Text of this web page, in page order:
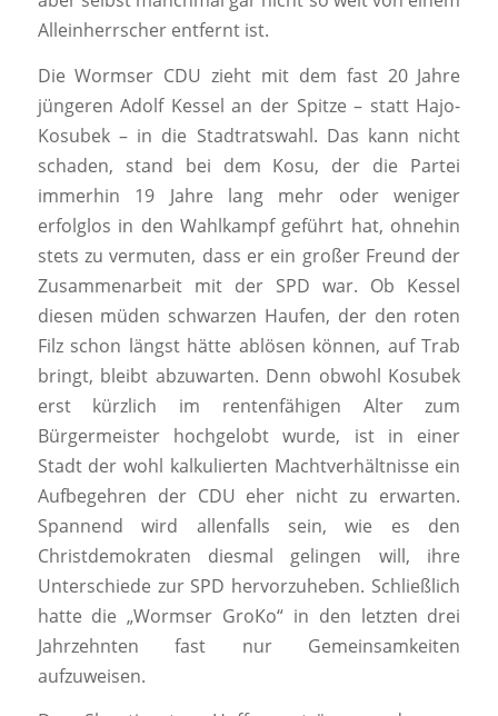
Alleinherrscher entfernt ist.
Die Wormser CDU zieht mit dem fast 20 Jahre
jüngeren Adolf Kessel an der Spitze – statt Hajo-
Kosubek – in die Stadtratswahl. Das kann nicht
schaden, stand bei dem Kosu, der die Partei
immerhin 19 Jahre lang mehr oder weniger
erfolglos in den Wahlkampf geführt hat, ohnehin
stets zu vermuten, dass er ein großer Freund der
Zusammenarbeit mit der SPD war. Ob Kessel
diesen müden schwarzen Haufen, der den roten
Filz schon längst hätte ablösen können, auf Trab
bringt, bleibt abzuwarten. Denn obwohl Kosubek
erst kürzlich im rentenfähigen Alter zum
Bürgermeister hochgelobt wurde, ist in einer
Stadt der wohl kalkulierten Machtverhältnisse ein
Aufbegehren der CDU eher nicht zu erwarten.
Spannend wird allenfalls sein, wie es den
Christdemokraten diesmal gelingen will, ihre
Unterschiede zur SPD hervorzuheben. Schließlich
hatte die „Wormser GroKo“ in den letzten drei
Jahrzehnten fast nur Gemeinsamkeiten
aufzuweisen.